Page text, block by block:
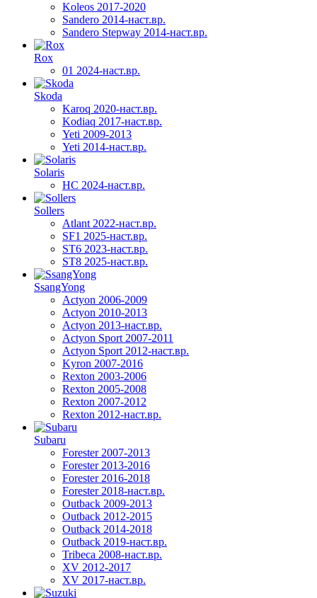
Koleos 2017-2020
Sandero 2014-наст.вр.
Sandero Stepway 2014-наст.вр.
Rox
01 2024-наст.вр.
Skoda
Karoq 2020-наст.вр.
Kodiaq 2017-наст.вр.
Yeti 2009-2013
Yeti 2014-наст.вр.
Solaris
HC 2024-наст.вр.
Sollers
Atlant 2022-наст.вр.
SF1 2025-наст.вр.
ST6 2023-наст.вр.
ST8 2025-наст.вр.
SsangYong
Actyon 2006-2009
Actyon 2010-2013
Actyon 2013-наст.вр.
Actyon Sport 2007-2011
Actyon Sport 2012-наст.вр.
Kyron 2007-2016
Rexton 2003-2006
Rexton 2005-2008
Rexton 2007-2012
Rexton 2012-наст.вр.
Subaru
Forester 2007-2013
Forester 2013-2016
Forester 2016-2018
Forester 2018-наст.вр.
Outback 2009-2013
Outback 2012-2015
Outback 2014-2018
Outback 2019-наст.вр.
Tribeca 2008-наст.вр.
XV 2012-2017
XV 2017-наст.вр.